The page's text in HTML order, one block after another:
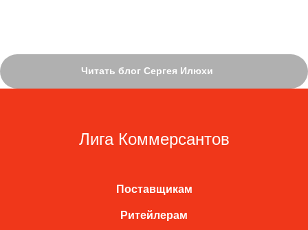
Читать блог Сергея Илюхи
Лига Коммерсантов
Поставщикам
Ритейлерам